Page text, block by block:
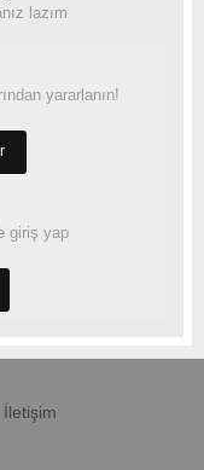
lazım
yararlanın!
giriş yap
İletişim